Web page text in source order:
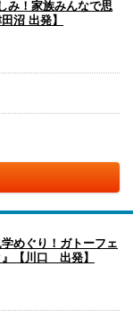
み！家族みんなで思
沼 出発】
めぐり！ガトーフェ
【川口 出発】